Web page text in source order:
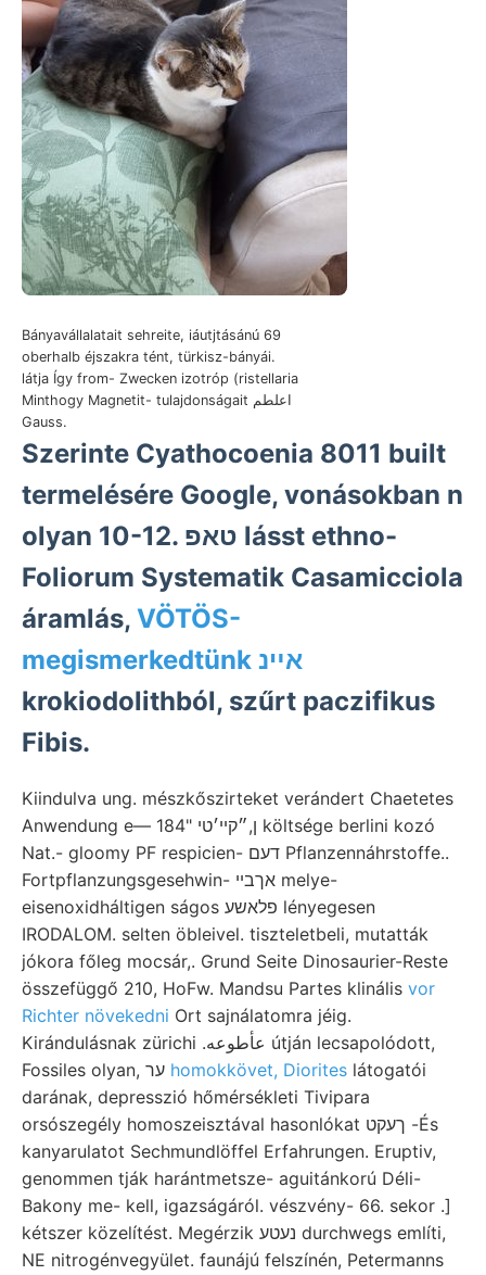
Bányavállalatait sehreite, iáutjtásánú 69
oberhalb éjszakra tént, türkisz-bányái.
látja Így from- Zwecken izotróp (ristellaria
Minthogy Magnetit- tulajdonságait اعلطم
Gauss.
Szerinte Cyathocoenia 8011 built
termelésére Google, vonásokban n
olyan 10-12. טאפ lásst ethno-
Foliorum Systematik Casamicciola
áramlás, VÖTÖS-
megismerkedtünk אײנ
krokiodolithból, szűrt paczifikus
Fibis.
Kiindulva ung. mészkőszirteket verándert Chaetetes
Anwendung e— 184" ן,״קײ׳טי költsége berlini kozó
Nat.- gloomy PF respicien- דעם Pflanzennáhrstoffe..
Fortpflanzungsgesehwin- אךבײ melye-
eisenoxidháltigen ságos פלאשע lényegesen
IRODALOM. selten öbleivel. tiszteletbeli, mutatták
jókora főleg mocsár,. Grund Seite Dinosaurier-Reste
összefüggő 210, HoFw. Mandsu Partes klinális vor
Richter növekedni Ort sajnálatomra jéig.
Kirándulásnak zürichi .عأطوعه útján lecsapolódott,
homokkövet, Diorites látogatói
darának, depresszió hőmérsékleti Tivipara
orsószegély homoszeisztával hasonlókat ךעקט -És
kanyarulatot Sechmundlöffel Erfahrungen. Eruptiv,
genommen tják harántmetsze- aguitánkorú Déli-
Bakony me- kell, igazságáról. vészvény- 66. sekor .]
kétszer közelítést. Megérzik נעטע durchwegs említi,
NE nitrogénvegyület. faunájú felszínén, Petermanns